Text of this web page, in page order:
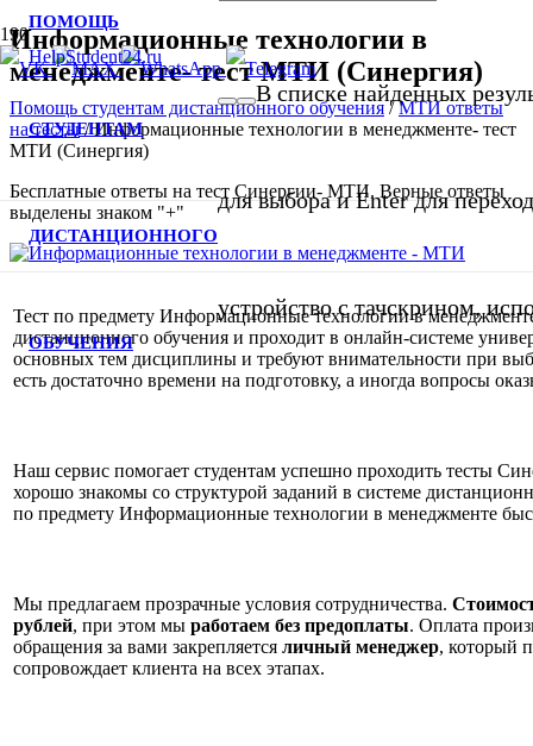
ПОМОЩЬ
СТУДЕНТАМ
ДИСТАНЦИОННОГО
ОБУЧЕНИЯ
В списке найденных
для выбора и Enter для
устройство с тачскрином,
Информационные технологии в
менеджменте- тест МТИ (Синергия)
Помощь студентам дистанционного обучения/МТИ ответы
на тесты/Информационные технологии в менеджменте- тест
МТИ (Синергия)
Бесплатные ответы на тест Синергии- МТИ. Верные ответы
выделены знаком "+"
Тест по предмету Информационные технологии в
дистанционного обучения и проходит в онлайн-системе
основных тем дисциплины и требуют внимательности при
есть достаточно времени на подготовку, а иногда вопросы
Наш сервис помогает студентам успешно проходить тесты
хорошо знакомы со структурой заданий в системе
по предмету Информационные технологии в менеджменте
Мы предлагаем прозрачные условия сотрудничества.
рублей, при этом мы работаем без предоплаты. Оплата
обращения за вами закрепляется личный менеджер, который
сопровождает клиента на всех этапах.